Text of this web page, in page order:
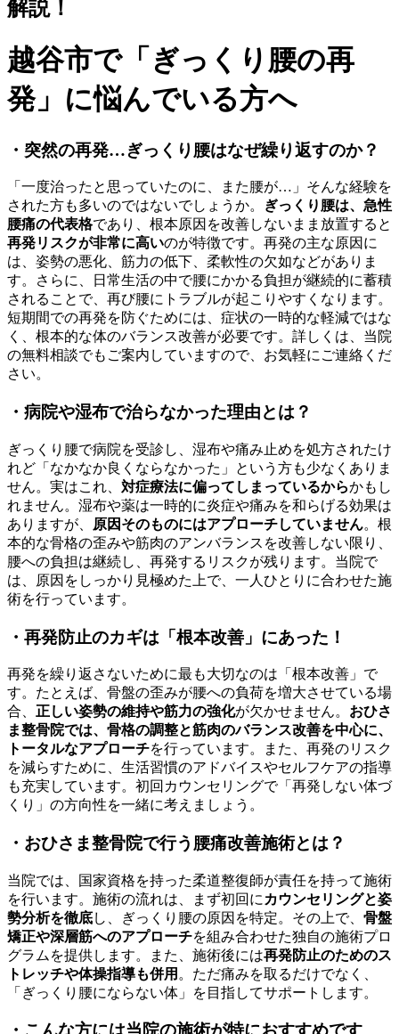
解説！
越谷市で「ぎっくり腰の再
発」に悩んでいる方へ
・突然の再発…ぎっくり腰はなぜ繰り返すのか？
「一度治ったと思っていたのに、また腰が…」そんな経験を
された方も多いのではないでしょうか。
ぎっくり腰は、急性
腰痛の代表格であり、根本原因を改善しないまま放置すると
再発リスクが非常に高いのが特徴です。再発の主な原因に
は、姿勢の悪化、筋力の低下、柔軟性の欠如などがありま
す。さらに、日常生活の中で腰にかかる負担が継続的に蓄積
されることで、再び腰にトラブルが起こりやすくなります。
短期間での再発を防ぐためには、症状の一時的な軽減ではな
く、根本的な体のバランス改善が必要です。詳しくは、当院
の無料相談でもご案内していますので、お気軽にご連絡くだ
さい。
・病院や湿布で治らなかった理由とは？
ぎっくり腰で病院を受診し、湿布や痛み止めを処方されたけ
れど「なかなか良くならなかった」という方も少なくありま
せん。実はこれ、 対症療法に偏ってしまっているからかもし
れません。湿布や薬は一時的に炎症や痛みを和らげる効果は
ありますが、
原因そのものにはアプローチしていません。根
本的な骨格の歪みや筋肉のアンバランスを改善しない限り、
腰への負担は継続し、再発するリスクが残ります。当院で
は、原因をしっかり見極めた上で、一人ひとりに合わせた施
術を行っています。
・再発防止のカギは「根本改善」にあった！
再発を繰り返さないために最も大切なのは「根本改善」で
す。たとえば、骨盤の歪みが腰への負荷を増大させている場
合、 正しい姿勢の維持や筋力の強化が欠かせません。 おひさ
ま整骨院では、骨格の調整と筋肉のバランス改善を中心に、
トータルなアプローチを行っています。また、再発のリスク
を減らすために、生活習慣のアドバイスやセルフケアの指導
も充実しています。初回カウンセリングで「再発しない体づ
くり」の方向性を一緒に考えましょう。
・おひさま整骨院で行う腰痛改善施術とは？
当院では、国家資格を持った柔道整復師が責任を持って施術
を行います。施術の流れは、まず初回に カウンセリングと姿
勢分析を徹底し、ぎっくり腰の原因を特定。その上で、 骨盤
矯正や深層筋へのアプローチを組み合わせた独自の施術プロ
グラムを提供します。また、施術後には再発防止のためのス
トレッチや体操指導も併用 。ただ痛みを取るだけでなく、
「ぎっくり腰にならない体」を目指してサポートします。